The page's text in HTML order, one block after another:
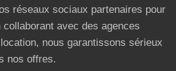
réseaux sociaux partenaires pour
avec des agences
nous garantissons sérieux
nos offres.